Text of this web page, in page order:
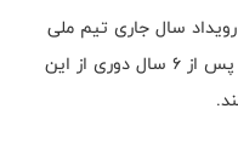
سال جاری تیم ملی
جودو ایران بود که ملی پوشان کشورمان پس از ۶ سال دوری از این